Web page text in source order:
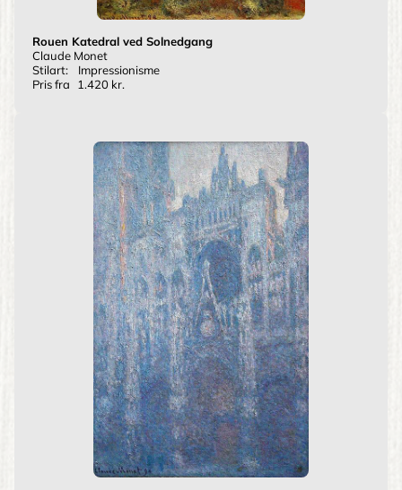
Rouen Katedral ved Solnedgang
Claude Monet
Stilart:
Impressionisme
Pris fra
1.420 kr.